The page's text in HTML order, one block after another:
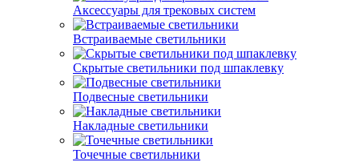
Аксессуары для трековых систем
Встраиваемые светильники
Скрытые светильники под шпаклевку
Подвесные светильники
Накладные светильники
Точечные светильники